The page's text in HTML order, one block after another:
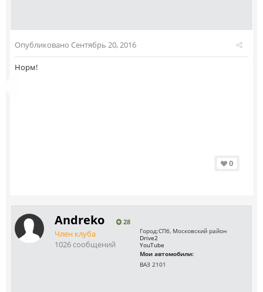
Опубликовано Сентябрь 20, 2016
Норм!
0
Andreko 28
Член клуба
1026 сообщений
Город:СПб, Московский район
Drive2
YouTube
Мои автомобили:
ВАЗ 2101